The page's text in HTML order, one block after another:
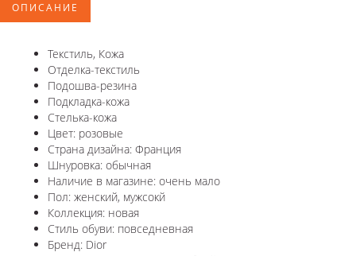
ОПИСАНИЕ
Текстиль, Кожа
Отделка-текстиль
Подошва-резина
Подкладка-кожа
Стелька-кожа
Цвет: розовые
Страна дизайна: Франция
Шнуровка: обычная
Наличие в магазине: очень мало
Пол: женский, мужсокй
Коллекция: новая
Стиль обуви: повседневная
Бренд: Dior